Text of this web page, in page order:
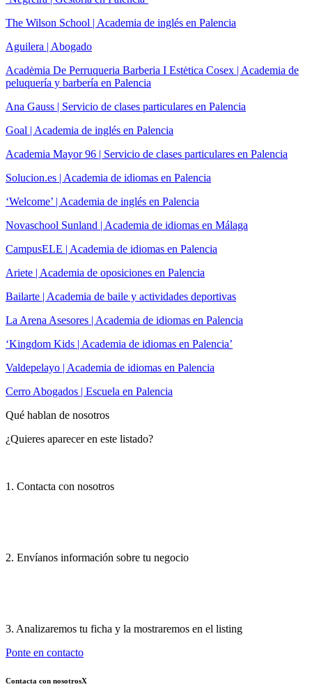
The Wilson School | Academia de inglés en Palencia
Aguilera | Abogado
Acadėmia De Perruqueria Barberia I Estėtica Cosex | Academia de
peluquería y barbería en Palencia
Ana Gauss | Servicio de clases particulares en Palencia
Goal | Academia de inglés en Palencia
Academia Mayor 96 | Servicio de clases particulares en Palencia
Solucion.es | Academia de idiomas en Palencia
‘Welcome’ | Academia de inglés en Palencia
Novaschool Sunland | Academia de idiomas en Málaga
CampusELE | Academia de idiomas en Palencia
Ariete | Academia de oposiciones en Palencia
Bailarte | Academia de baile y actividades deportivas
La Arena Asesores | Academia de idiomas en Palencia
‘Kingdom Kids | Academia de idiomas en Palencia’
Valdepelayo | Academia de idiomas en Palencia
Cerro Abogados | Escuela en Palencia
Qué hablan de nosotros
¿Quieres aparecer en este listado?
1. Contacta con nosotros
2. Envíanos información sobre tu negocio
3. Analizaremos tu ficha y la mostraremos en el listing
Ponte en contacto
Contacta con nosotrosX